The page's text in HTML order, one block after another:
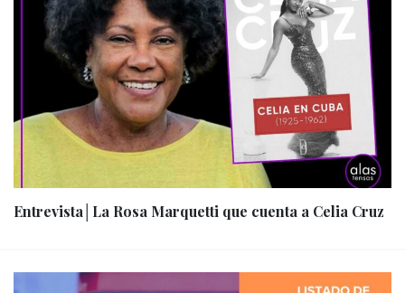
Entrevista│La Rosa Marquetti que cuenta a Celia Cruz